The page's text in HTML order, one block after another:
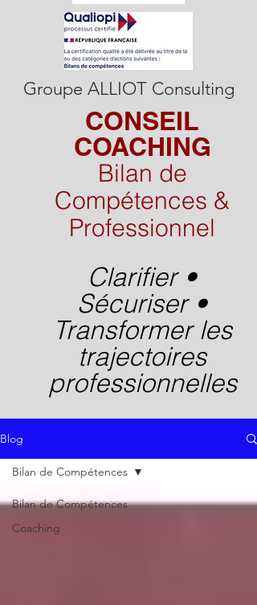
Groupe ALLIOT Consulting
CONSEIL
COACHING​
​Bilan de
Compétences &
Professionnel
Clarifier •
Sécuriser •
Transformer les
trajectoires
professionnelles
Blog
Bilan de Compétences
Coaching
Bilan de Compétences